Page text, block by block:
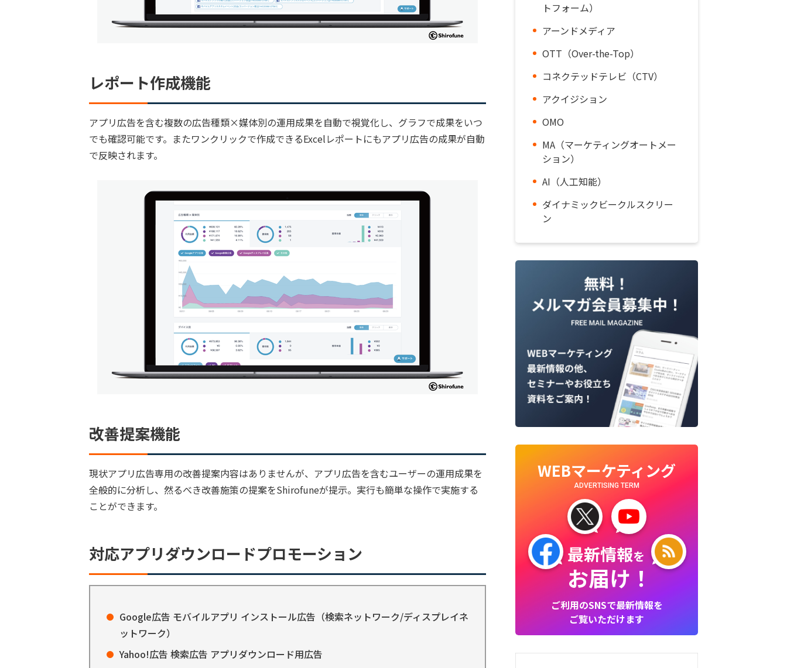
レポート作成機能
アプリ広告を含む複数の広告種類×媒体別の運用成果を自動で視覚化し、グラフで成果をいつ
でも確認可能です。またワンクリックで作成できるExcelレポートにもアプリ広告の成果が自動
で反映されます。
改善提案機能
現状アプリ広告専用の改善提案内容はありませんが、アプリ広告を含むユーザーの運用成果を
全般的に分析し、然るべき改善施策の提案をShirofuneが提示。実行も簡単な操作で実施する
ことができます。
対応アプリダウンロードプロモーション
Google広告 モバイルアプリ インストール広告（検索ネットワーク/ディスプレイネ
ットワーク）
Yahoo!広告 検索広告 アプリダウンロード用広告
トフォーム）
アーンドメディア
OTT（Over-the-Top）
コネクテッドテレビ（CTV）
アクイジション
OMO
MA（マーケティングオートメー
ション）
AI（人工知能）
ダイナミックビークルスクリー
ン
WEBマーケティング
ADVERTISING TERM
最新情報を
お届け！
ご利用のSNSで最新情報を
ご覧いただけます